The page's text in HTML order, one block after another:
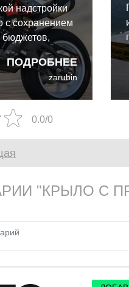
ПОДРОБНЕЕ
надстройки
с сохранением
бюджетов,
независимый
zarubin
0.0/0
"КРЫЛО С